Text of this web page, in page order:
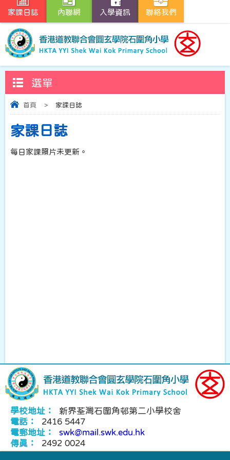
家課日誌 內聯網 入學資訊 聯絡我們
選單
首頁 > 家課日誌
家課日誌
每日家課照片未更新。
學校地址：
新界荃灣石圍角邨第二小學校舍
電話：
2416 5447
電郵地址：
swk@mail.swk.edu.hk
傳真：
2492 0024